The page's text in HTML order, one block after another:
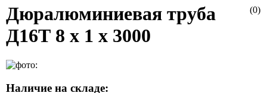
(0)
Дюралюминиевая труба
Д16Т 8 х 1 х 3000
Наличие на складе: